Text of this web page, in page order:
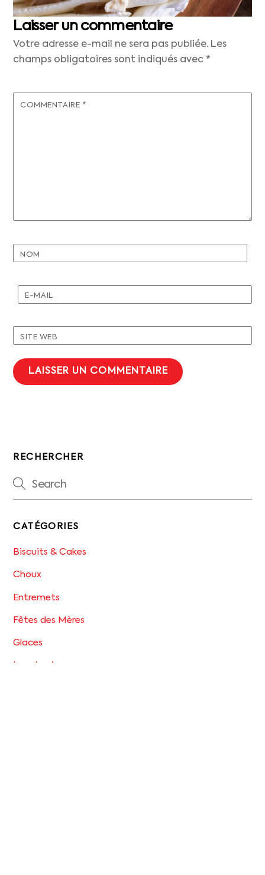
Laisser un commentaire
Votre adresse e-mail ne sera pas publiée. Les
champs obligatoires sont indiqués avec*
COMMENTAIRE *
NOM
E-MAIL
SITE WEB
RECHERCHER
CATÉGORIES
Biscuits & Cakes
Choux
Entremets
Fêtes des Mères
Glaces
Les classiques